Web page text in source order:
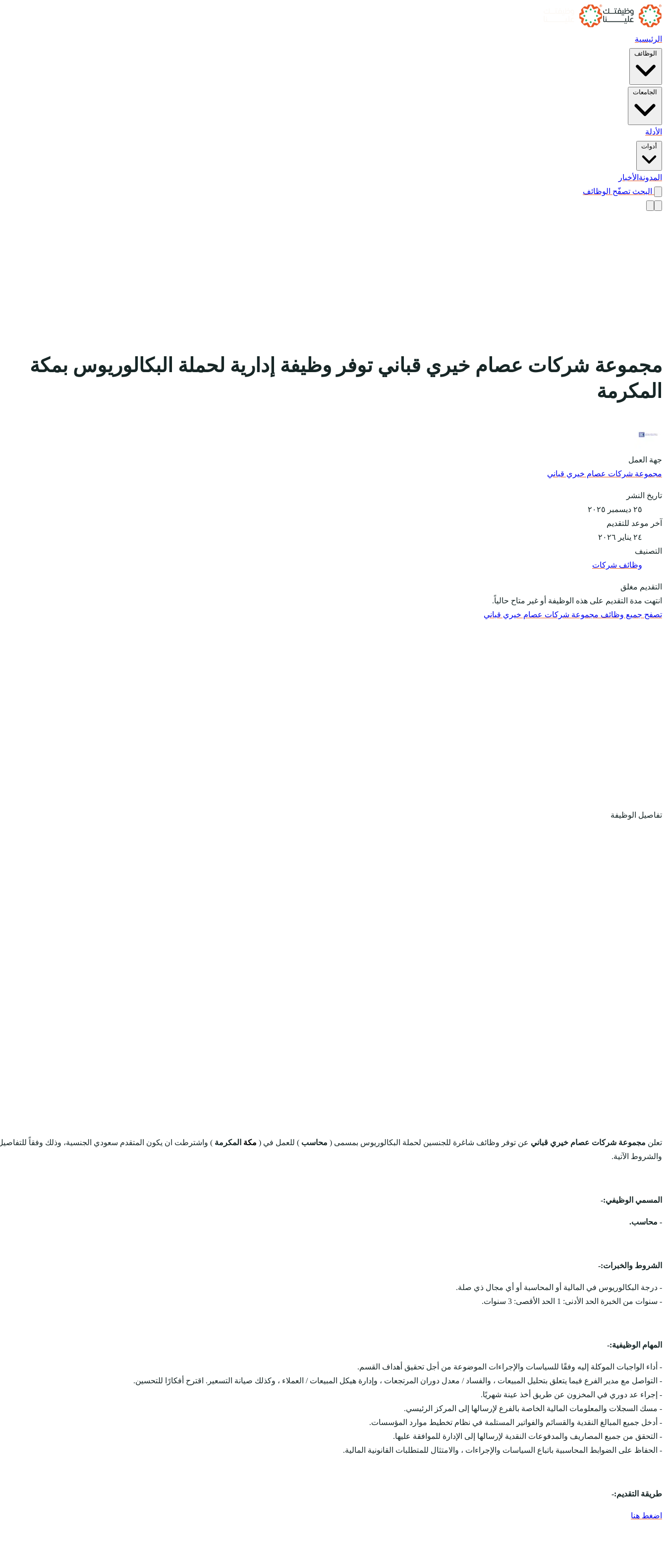
الرئيسية
الوظائف
الجامعات
الأدلة
أدوات
المدونة الأخبار
البحث تصفّح الوظائف
مجموعة شركات عصام خيري قباني توفر وظيفة إدارية لحملة البكالوريوس بمكة
المكرمة
جهة العمل
مجموعة شركات عصام خيري قباني
تاريخ النشر
٢٥ ديسمبر ٢٠٢٥
آخر موعد للتقديم
٢٤ يناير ٢٠٢٦
التصنيف
وظائف شركات
التقديم مغلق
انتهت مدة التقديم على هذه الوظيفة أو غير متاح حالياً.
تصفح جميع وظائف مجموعة شركات عصام خيري قباني
تفاصيل الوظيفة
تعلن مجموعة شركات عصام خيري قباني عن توفر وظائف شاغرة للجنسين لحملة البكالوريوس بمسمى ( محاسب ) للعمل في ( مكة المكرمة ) واشترطت ان يكون المتقدم سعودي الجنسية، وذلك وفقاً
والشروط الآتية.
المسمي الوظيفي:-
- محاسب.
الشروط والخبرات:-
- درجة البكالوريوس في المالية أو المحاسبة أو أي مجال ذي صلة.
- سنوات من الخبرة الحد الأدنى: 1 الحد الأقصى: 3 سنوات.
المهام الوظيفية:-
- أداء الواجبات الموكلة إليه وفقًا للسياسات والإجراءات الموضوعة من أجل تحقيق أهداف القسم.
- التواصل مع مدير الفرع فيما يتعلق بتحليل المبيعات ، والفساد / معدل دوران المرتجعات ، وإدارة هيكل المبيعات / العملاء ، وكذلك صيانة التسعير. اقترح أفكارًا للتحسين.
- إجراء عد دوري في المخزون عن طريق أخذ عينة شهريًا.
- مسك السجلات والمعلومات المالية الخاصة بالفرع لإرسالها إلى المركز الرئيسي.
- أدخل جميع المبالغ النقدية والقسائم والفواتير المستلمة في نظام تخطيط موارد المؤسسات.
- التحقق من جميع المصاريف والمدفوعات النقدية لإرسالها إلى الإدارة للموافقة عليها.
- الحفاظ على الضوابط المحاسبية باتباع السياسات والإجراءات ، والامتثال للمتطلبات القانونية المالية.
طريقة التقديم:-
اضغط هنا